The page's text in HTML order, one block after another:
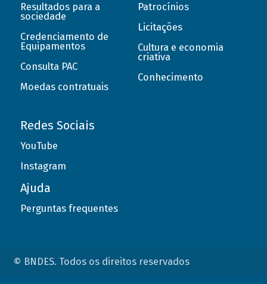
Resultados para a
sociedade
Credenciamento de
Equipamentos
Consulta PAC
Moedas contratuais
Patrocínios
Licitações
Cultura e economia
criativa
Conhecimento
Redes Sociais
YouTube
Instagram
Ajuda
Perguntas frequentes
© BNDES. Todos os direitos reservados